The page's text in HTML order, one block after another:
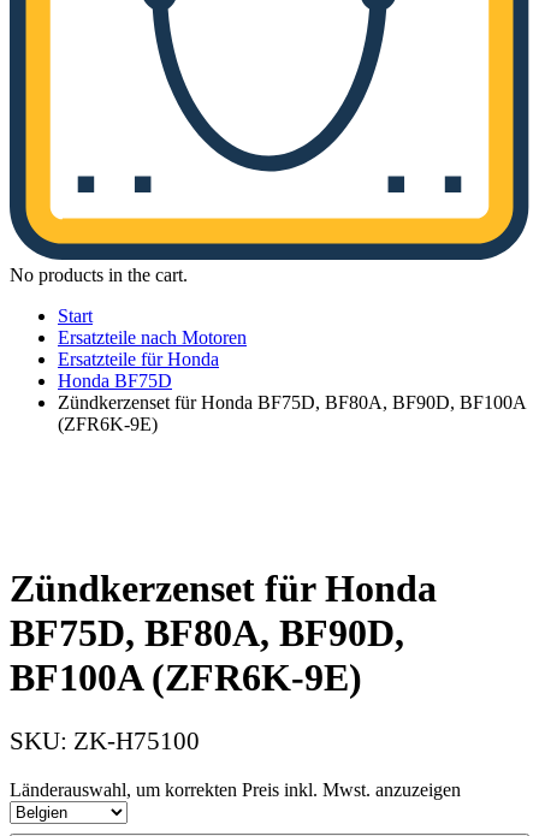
No products in the cart.
Start
Ersatzteile nach Motoren
Ersatzteile für Honda
Honda BF75D
Zündkerzenset für Honda BF75D, BF80A, BF90D, BF100A
(ZFR6K-9E)
Zündkerzenset für Honda
BF75D, BF80A, BF90D,
BF100A (ZFR6K-9E)
SKU: ZK-H75100
Länderauswahl, um korrekten Preis inkl. Mwst. anzuzeigen